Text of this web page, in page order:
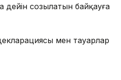
созылатын байқауға
мен тауарлар